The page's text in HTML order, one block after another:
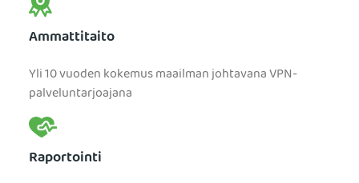
Ammattitaito
Yli 10 vuoden kokemus maailman johtavana VPN-
palveluntarjoajana
Raportointi